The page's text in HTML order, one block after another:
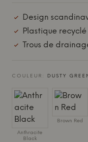
Design
Plastique
Trous de
COULEUR: DUSTY
Anthracite
Black
Brown Red